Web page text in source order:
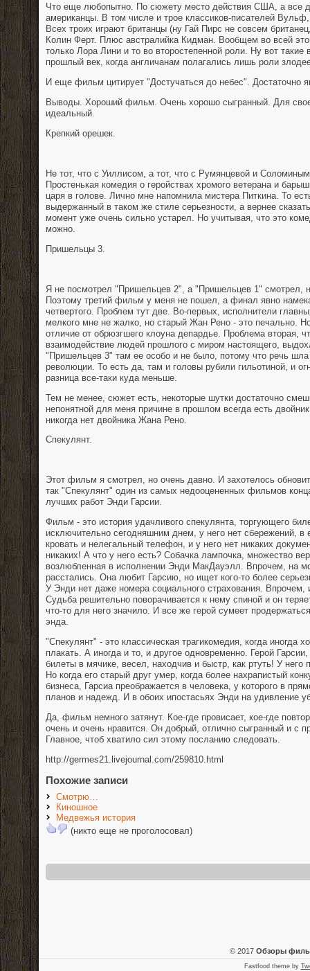
Что еще любопытно. По сюжету место действия США, а все
американцы. В том числе и трое классиков-писателей
Всех троих играют британцы (ну Гай Пирс не совсем
Колин Ферт. Плюс австралийка Кидман. Вообщем во всей
только Лора Лини и то во второстепенной роли. Ну вот такие
прошлый век, когда англичанам полагались лишь роли
И еще фильм цитирует "Достучаться до небес". Достаточно
Выводы. Хороший фильм. Очень хорошо сыгранный. Для
идеальный.
Крепкий орешек.
Не тот, что с Уиллисом, а тот, что с Румянцевой и
Простенькая комедия о геройствах хромого ветерана и
царя в голове. Лично мне напомнила мистера Питкина. То
выдержанный в таком же стиле серьезности, а вернее
момент уже очень сильно устарел. Но учитывая, что это
можно.
Пришельцы 3.
Я не посмотрел "Пришельцев 2", а "Пришельцев 1" смотрел,
Поэтому третий фильм у меня не пошел, а финал явно
четвертого. Проблем тут две. Во-первых, исполнители
мелкого мне не жалко, но старый Жан Рено - это печально.
отличие от обрюзгшего клоуна депардье. Проблема вторая,
взаимодействие людей прошлого с миром настоящего,
"Пришельцев 3" там ее особо и не было, потому что речь
революции. То есть да, там и головы рубили гильотиной, и
разница все-таки куда меньше.
Тем не менее, сюжет есть, некоторые шутки достаточно
непонятной для меня причине в прошлом всегда есть
никогда нет двойника Жана Рено.
Спекулянт.
Этот фильм я смотрел, но очень давно. И захотелось
так "Спекулянт" один из самых недооцененных фильмов
лучших работ Энди Гарсии.
Фильм - это история удачливого спекулянта, торгующего
исключительно сегодняшним днем, у него нет сбережений, в
кровать и нелегальный телефон, и у него нет никаких
никаких! А что у него есть? Собачка лампочка, множество
возлюбленная в исполнении Энди МакДауэлл. Впрочем, на
расстались. Она любит Гарсию, но ищет кого-то более
У Энди нет даже номера социального страхования. Впрочем,
Судьба решительно поворачивается к нему спиной и он
что-то для него значило. И все же герой сумеет
энда.
"Спекулянт" - это классическая трагикомедия, когда иногда
плакать. А иногда и то, и другое одновременно. Герой
билеты в мячике, весел, находчив и быстр, как ртуть! У него
Но когда его старый друг умер, когда более нахрапистый
бизнеса, Гарсиа преображается в человека, у которого в
планов и надежд. И в обоих ипостасьях Энди на удивление
Да, фильм немного затянут. Кое-где провисает, кое-где
очень и очень нравится. Он добрый, отлично сыгранный и с
Главное, чтоб хватило сил этому посланию следовать.
http://germes21.livejournal.com/259810.html
Похожие записи
Смотрю…
Киношное
Медвежья история
(никто еще не проголосовал)
© 2017 Обзоры
Fastfood theme by